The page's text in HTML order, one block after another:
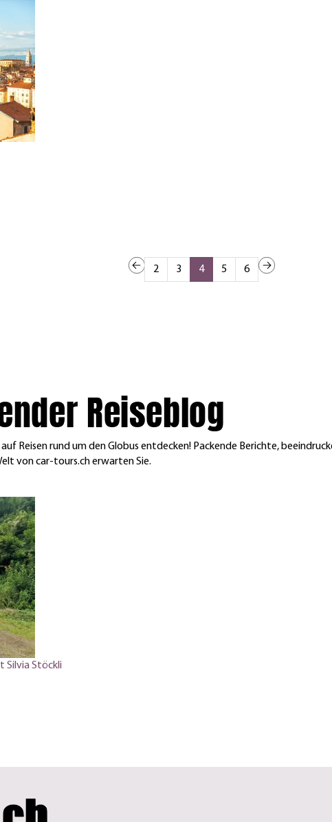
2 3 4 5 6
Reiseblog
auf Reisen rund um den Globus entdecken! Packende Berichte,
von car-tours.ch erwarten Sie.
Silvia Stöckli